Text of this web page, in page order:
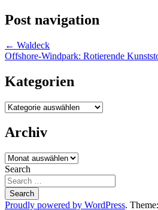
Post navigation
← Waldeck
Offshore-Windpark: Rotierende
Kategorien
Kategorien
Archiv
Archiv
Search
Proudly powered by WordPress.